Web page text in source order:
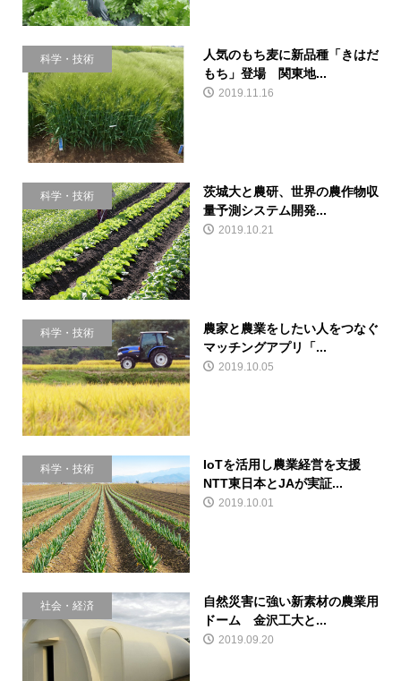
科学・技術
人気のもち麦に新品種「きはだ
もち」登場 関東地...
2019.11.16
科学・技術
茨城大と農研、世界の農作物収
量予測システム開発...
2019.10.21
科学・技術
農家と農業をしたい人をつなぐ
マッチングアプリ「...
2019.10.05
科学・技術
IoTを活用し農業経営を支援
NTT東日本とJAが実証...
2019.10.01
社会・経済
自然災害に強い新素材の農業用
ドーム 金沢工大と...
2019.09.20